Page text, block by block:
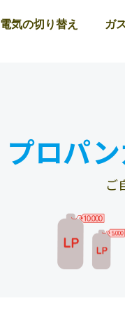
電気の切り替え ガ
プロパ
ご